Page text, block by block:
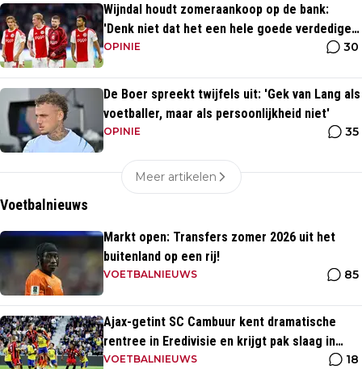
Wijndal houdt zomeraankoop op de bank:
'Denk niet dat het een hele goede verdediger
is'
OPINIE 30
De Boer spreekt twijfels uit: 'Gek van Lang als
voetballer, maar als persoonlijkheid niet'
OPINIE 35
Meer artikelen
Voetbalnieuws
Markt open: Transfers zomer 2026 uit het
buitenland op een rij!
VOETBALNIEUWS 85
Ajax-getint SC Cambuur kent dramatische
rentree in Eredivisie en krijgt pak slaag in
eigen huis
VOETBALNIEUWS 18